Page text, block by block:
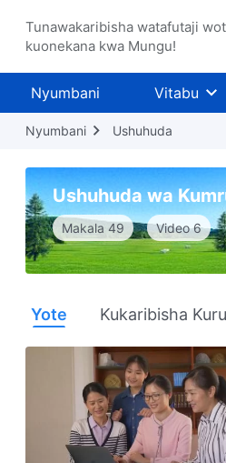
Tunawakaribisha watafutaji
kuonekana kwa Mungu!
Nyumbani Vitabu
Nyumbani Ushuhuda
Ushuhuda wa
Makala 49 Video 6
Yote Kukaribisha